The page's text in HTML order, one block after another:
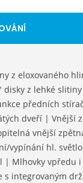
z eloxovaného
z lehké
předních
dveří | Vnější
vnější
vypínání hl.
Mlhovky vpředu
integrovaným